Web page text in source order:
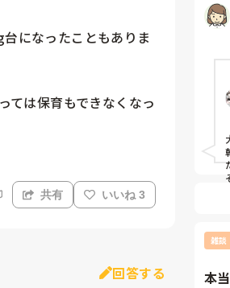
になったこともありま
ては保育もできなくなっ
共有 いいね 3
回答する
帰
入れ
彼
私
ひ
し
も
薬
動
明
疲
親
で
いな
どう
雑談
本